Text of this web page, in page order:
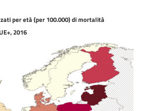
per età (per 100.000) di mortalità
2016